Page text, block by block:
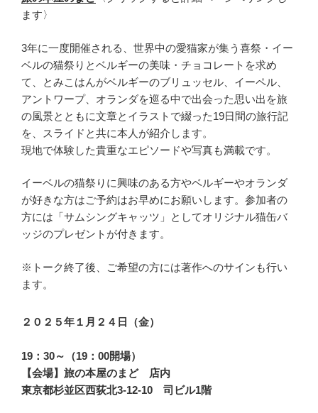
ます〉
3年に一度開催される、世界中の愛猫家が集う喜祭・イー
ベルの猫祭りとベルギーの美味・チョコレートを求め
て、とみこはんがベルギーのブリュッセル、イーペル、
アントワープ、オランダを巡る中で出会った思い出を旅
の風景とともに文章とイラストで綴った19日間の旅行記
を、スライドと共に本人が紹介します。
現地で体験した貴重なエピソードや写真も満載です。
イーベルの猫祭りに興味のある方やベルギーやオランダ
が好きな方はご予約はお早めにお願いします。参加者の
方には「サムシングキャッツ」としてオリジナル猫缶バ
ッジのプレゼントが付きます。
※トーク終了後、ご希望の方には著作へのサインも行い
ます。
２０２５年１月２４日（金）
19：30～（19：00開場）
【会場】旅の本屋のまど 店内
東京都杉並区西荻北3-12-10 司ビル1階